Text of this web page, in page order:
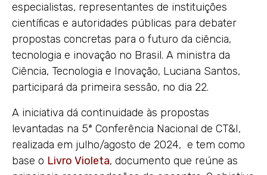
especialistas, representantes de instituições
científicas e autoridades públicas para debater
propostas concretas para o futuro da ciência,
tecnologia e inovação no Brasil. A ministra da
Ciência, Tecnologia e Inovação, Luciana Santos,
participará da primeira sessão, no dia 22.
A iniciativa dá continuidade às propostas
levantadas na 5ª Conferência Nacional de CT&I,
realizada em julho/agosto de 2024, e tem como
base o Livro Violeta, documento que reúne as